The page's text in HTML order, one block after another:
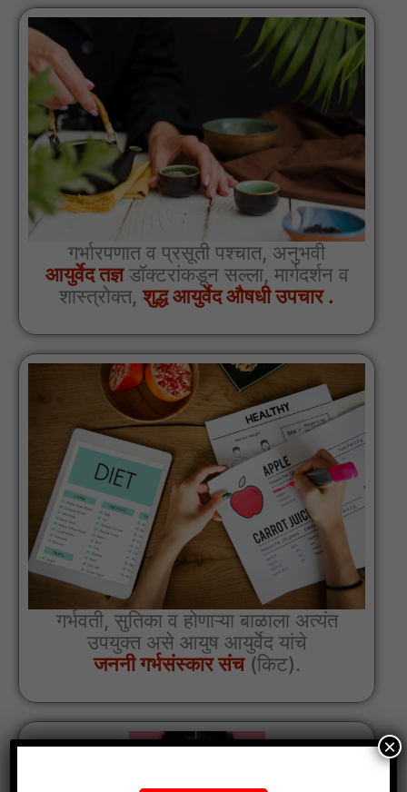
गर्भारपणात व प्रसूती पश्चात, अनुभवी
आयुर्वेद तज्ञडॉक्टरांकडून सल्ला, मार्गदर्शन व
शास्त्रोक्त, शुद्ध आयुर्वेद औषधी उपचार .
गर्भवती, सुतिका व होणाऱ्या बाळाला अत्यंत
उपयुक्त असे आयुष आयुर्वेद यांचे
जननी गर्भसंस्कार संच(किट).
×